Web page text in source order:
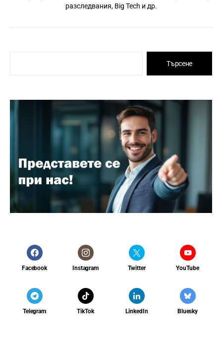
разследвания, Big Tech и др.
Търсене
Facebook Instagram Twitter YouTube
Telegram TikTok LinkedIn Bluesky